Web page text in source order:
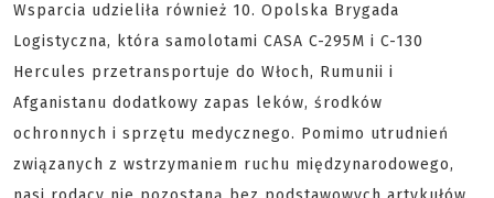
Wsparcia udzieliła również 10. Opolska Brygada
Logistyczna, która samolotami CASA C-295M i C-130
Hercules przetransportuje do Włoch, Rumunii i
Afganistanu dodatkowy zapas leków, środków
ochronnych i sprzętu medycznego. Pomimo utrudnień
związanych z wstrzymaniem ruchu międzynarodowego,